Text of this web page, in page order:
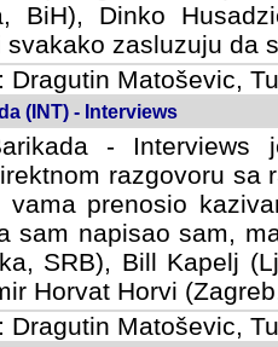
BiH), Dinko
svakako zasluzuju da
Dragutin Matoševic,
(INT) - Interviews
-
razgovoru sa
prenosio
sam napisao sam,
SRB), Bill Kapelj
Horvat Horvi
Dragutin Matoševic,